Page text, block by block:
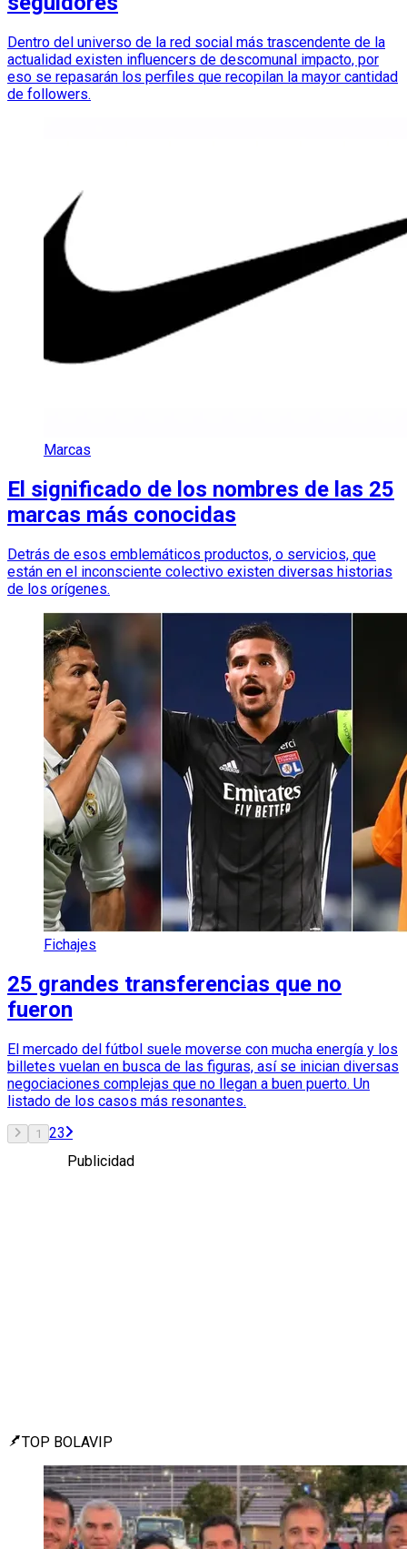
Dentro del universo de la red social más trascendente de la
actualidad existen influencers de descomunal impacto, por
eso se repasarán los perfiles que recopilan la mayor cantidad
de followers.
Marcas
El significado de los nombres de las 25
marcas más conocidas
Detrás de esos emblemáticos productos, o servicios, que
están en el inconsciente colectivo existen diversas historias
de los orígenes.
Fichajes
25 grandes transferencias que no
fueron
El mercado del fútbol suele moverse con mucha energía y los
billetes vuelan en busca de las figuras, así se inician diversas
negociaciones complejas que no llegan a buen puerto. Un
listado de los casos más resonantes.
1 23
Publicidad
TOP BOLAVIP